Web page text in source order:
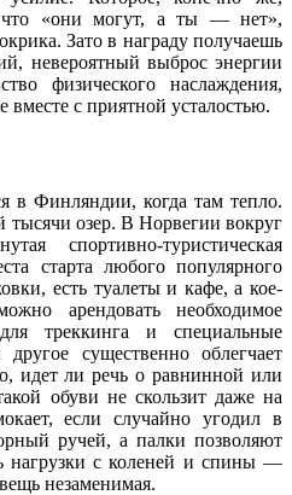
«они могут, а ты — нет»,
Зато в награду получаешь
невероятный выброс энергии
физического наслаждения,
вместе с приятной усталостью.
в Финляндии, когда там тепло.
тысячи озер. В Норвегии вокруг
спортивно-туристическая
старта любого популярного
есть туалеты и кафе, а кое-
арендовать необходимое
треккинга и специальные
существенно облегчает
идет ли речь о равнинной или
обуви не скользит даже на
если случайно угодил в
ручей, а палки позволяют
нагрузки с коленей и спины —
незаменимая.